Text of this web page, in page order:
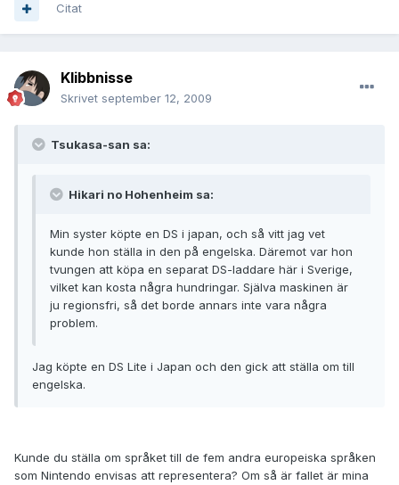
Citat
Klibbnisse
Skrivet september 12, 2009
Tsukasa-san sa:
Hikari no Hohenheim sa:
Min syster köpte en DS i japan, och så vitt jag vet
kunde hon ställa in den på engelska. Däremot var hon
tvungen att köpa en separat DS-laddare här i Sverige,
vilket kan kosta några hundringar. Själva maskinen är
ju regionsfri, så det borde annars inte vara några
problem.
Jag köpte en DS Lite i Japan och den gick att ställa om till
engelska.
Kunde du ställa om språket till de fem andra europeiska språken
som Nintendo envisas att representera? Om så är fallet är mina